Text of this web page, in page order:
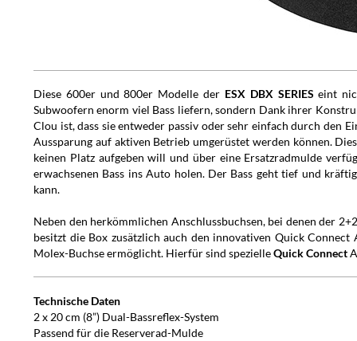
Diese 600er und 800er Modelle der ESX DBX SERIES eint
Subwoofern enorm viel Bass liefern, sondern Dank ihrer
Clou ist, dass sie entweder passiv oder sehr einfach durch den
Aussparung auf aktiven Betrieb umgerüstet werden können.
keinen Platz aufgeben will und über eine Ersatzradmulde
erwachsenen Bass ins Auto holen. Der Bass geht tief und
kann.
Neben den herkömmlichen Anschlussbuchsen, bei denen der
besitzt die Box zusätzlich auch den innovativen Quick Connect
Molex-Buchse ermöglicht. Hierfür sind spezielleQuick Connect
Technische Daten
2 x 20 cm (8”) Dual-Bassreflex-System
Passend für die Reserverad-Mulde